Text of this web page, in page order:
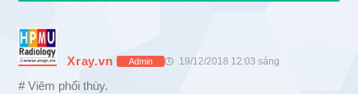
Xray.vn Admin 19/12/2018 12:03 sáng
# Viêm phổi thùy.